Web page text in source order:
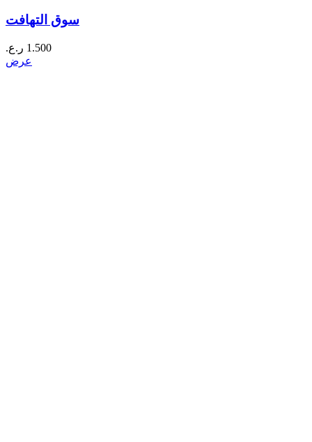
سوق التهافت
1.500 ر.ع.
عرض